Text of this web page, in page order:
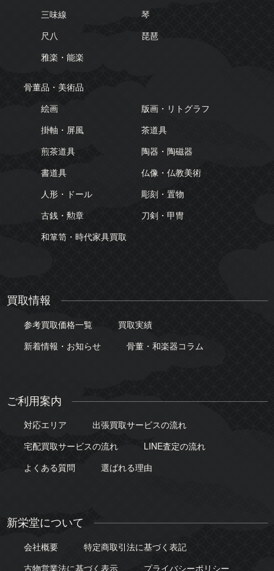
三味線
琴
尺八
琵琶
雅楽・能楽
骨董品・美術品
絵画
版画・リトグラフ
掛軸・屏風
茶道具
煎茶道具
陶器・陶磁器
書道具
仏像・仏教美術
人形・ドール
彫刻・置物
古銭・勲章
刀剣・甲冑
和箪笥・時代家具買取
買取情報
参考買取価格一覧
買取実績
新着情報・お知らせ
骨董・和楽器コラム
ご利用案内
対応エリア
出張買取サービスの流れ
宅配買取サービスの流れ
LINE査定の流れ
よくある質問
選ばれる理由
新栄堂について
会社概要
特定商取引法に基づく表記
古物営業法に基づく表示
プライバシーポリシー